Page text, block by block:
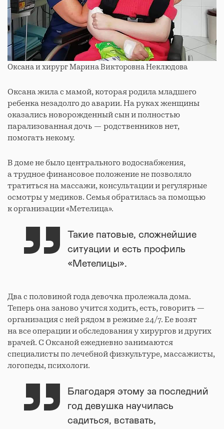
Оксана и хирург Марина Викторовна Неклюдова
Оксана жила с мамой, которая родила младшего
ребенка незадолго до аварии. На руках женщины
оказались новорожденный сын и полностью
парализованная дочь — родственников нет,
помогать некому.
В доме не было центрального водоснабжения,
а трудное финансовое положение не позволяло
тратиться на массажи, консультации и регулярные
осмотры у медиков. Семья обратилась за помощью
к организации «Метелица».
Такие патовые, сложнейшие
ситуации и есть профиль
«Метелицы».
Два с половиной года девочка пролежала дома.
Теперь она заново учится ходить, есть, говорить —
организация с ней рядом в режиме 24/7. Ее возят
на все операции и обследования у хирургов и других
врачей. С Оксаной ежедневно занимаются
специалисты по лечебной физкультуре, массажисты,
логопеды, психологи.
Благодаря этому за последний
год девушка научилась
садиться, вставать,